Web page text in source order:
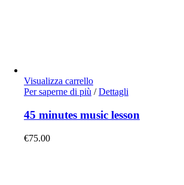
Visualizza carrello
Per saperne di più / Dettagli
45 minutes music lesson
€75.00